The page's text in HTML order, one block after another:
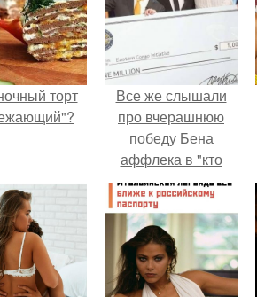
торт
Все же слышали
про вчерашнюю
победу Бена
аффлека в "кто
хочет стать
миллионером?